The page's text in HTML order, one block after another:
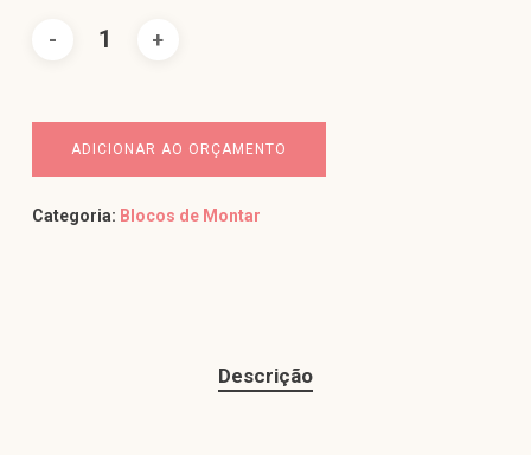
ADICIONAR AO ORÇAMENTO
Categoria: Blocos de Montar
Descrição